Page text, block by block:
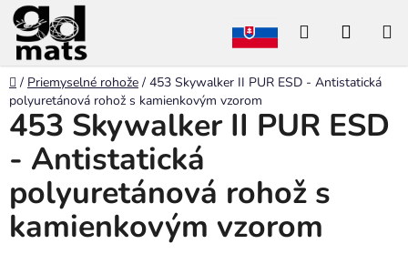
Prejsť
na
obsah
Hľadať
Domov
/ Priemyselné rohože / 453 Skywalker II PUR ESD - Antistatická
polyuretánová rohož s kamienkovým vzorom
453 Skywalker II PUR ESD
- Antistatická
polyuretánová rohož s
kamienkovým vzorom